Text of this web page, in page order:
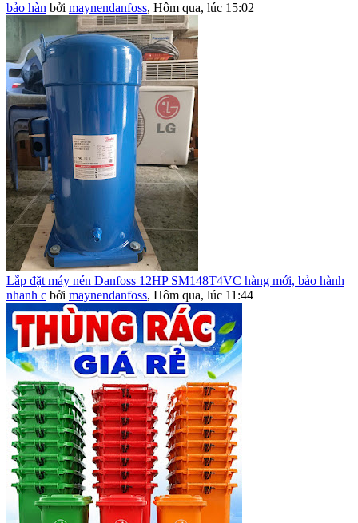
bảo hàn bởi maynendanfoss, Hôm qua, lúc 15:02
Lắp đặt máy nén Danfoss 12HP SM148T4VC hàng mới, bảo hành
nhanh c bởi maynendanfoss, Hôm qua, lúc 11:44